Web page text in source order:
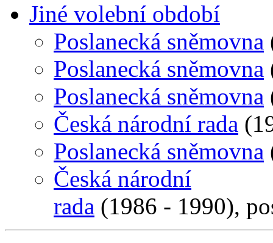
Jiné volební období
Poslanecká sněmovna
Poslanecká sněmovna
Poslanecká sněmovna
Česká národní rada
Poslanecká sněmovna
Česká národní
rada (1986 - 1990),